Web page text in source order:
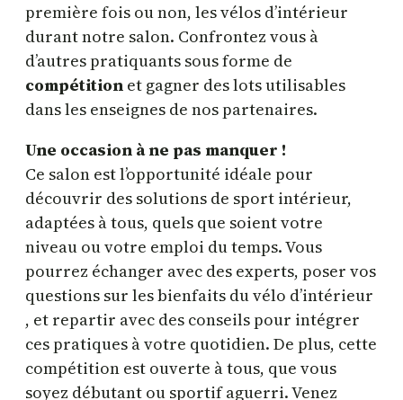
première fois ou non, les vélos d’intérieur
durant notre salon. Confrontez vous à
d’autres pratiquants sous forme de
compétition et gagner des lots utilisables
dans les enseignes de nos partenaires.
Une occasion à ne pas manquer !
Ce salon est l’opportunité idéale pour
découvrir des solutions de sport intérieur,
adaptées à tous, quels que soient votre
niveau ou votre emploi du temps. Vous
pourrez échanger avec des experts, poser vos
questions sur les bienfaits du vélo d’intérieur
, et repartir avec des conseils pour intégrer
ces pratiques à votre quotidien. De plus, cette
compétition est ouverte à tous, que vous
soyez débutant ou sportif aguerri. Venez